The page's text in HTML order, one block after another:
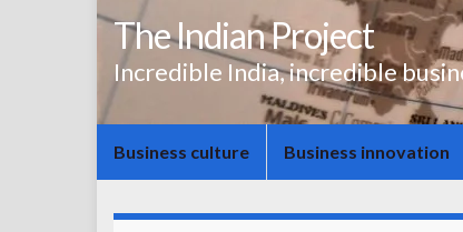
The Indian Project
Incredible India, incredible
Business culture Business innovation